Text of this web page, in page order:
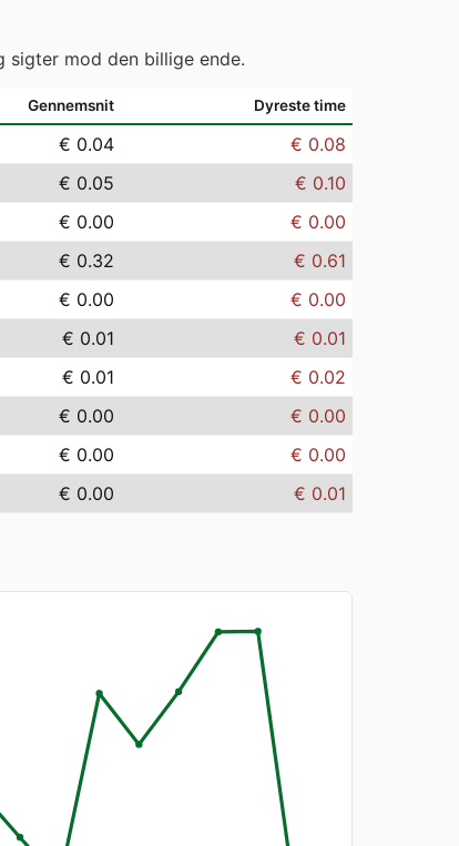
sigter mod den billige ende.
Gennemsnit Dyreste time
€ 0.04
€ 0.08
€ 0.05
€ 0.10
€ 0.00
€ 0.00
€ 0.32
€ 0.61
€ 0.00
€ 0.00
€ 0.01
€ 0.01
€ 0.01
€ 0.02
€ 0.00
€ 0.00
€ 0.00
€ 0.00
€ 0.00 € 0.01